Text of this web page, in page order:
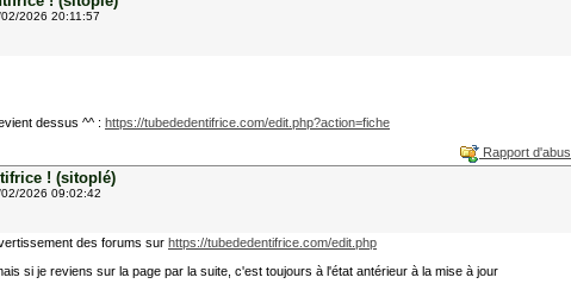
2026 20:11:57
dessus ^^ : https://tubededentifrice.com/edit.php?action=fiche
Rapport d'abus
! (sitoplé)
2026 09:02:42
des forums sur https://tubededentifrice.com/edit.php
si je reviens sur la page par la suite, c'est toujours à l'état antérieur à la mise à jour